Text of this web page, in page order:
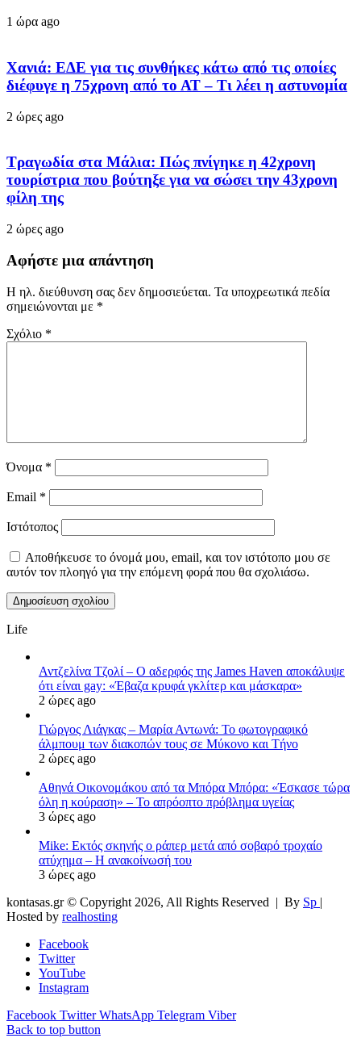
1 ώρα ago
Χανιά: ΕΔΕ για τις συνθήκες κάτω από τις οποίες
διέφυγε η 75χρονη από το ΑΤ – Τι λέει η αστυνομία
2 ώρες ago
Τραγωδία στα Μάλια: Πώς πνίγηκε η 42χρονη
τουρίστρια που βούτηξε για να σώσει την 43χρονη
φίλη της
2 ώρες ago
Αφήστε μια απάντηση
Η ηλ. διεύθυνση σας δεν δημοσιεύεται. Τα υποχρεωτικά πεδία
σημειώνονται με *
Σχόλιο *
Όνομα *
Email *
Ιστότοπος
Αποθήκευσε το όνομά μου, email, και τον ιστότοπο μου σε
αυτόν τον πλοηγό για την επόμενη φορά που θα σχολιάσω.
Life
Αντζελίνα Τζολί – Ο αδερφός της James Haven αποκάλυψε
ότι είναι gay: «Έβαζα κρυφά γκλίτερ και μάσκαρα»
2 ώρες ago
Γιώργος Λιάγκας – Μαρία Αντωνά: Το φωτογραφικό
άλμπουμ των διακοπών τους σε Μύκονο και Τήνο
2 ώρες ago
Αθηνά Οικονομάκου από τα Μπόρα Μπόρα: «Έσκασε τώρα
όλη η κούραση» – Το απρόοπτο πρόβλημα υγείας
3 ώρες ago
Mike: Εκτός σκηνής ο ράπερ μετά από σοβαρό τροχαίο
ατύχημα – Η ανακοίνωσή του
3 ώρες ago
kontasas.gr © Copyright 2026, All Rights Reserved | By Sp |
Hosted by realhosting
Facebook
Twitter
YouTube
Instagram
Facebook Twitter WhatsApp Telegram Viber
Back to top button